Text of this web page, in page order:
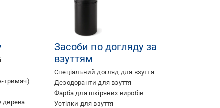
тримач)
дерева
Засоби по догляду за
взуттям
Спеціальний догляд для взуття
Дезодоранти для взуття
Фарба для шкіряних виробів
Устілки для взуття